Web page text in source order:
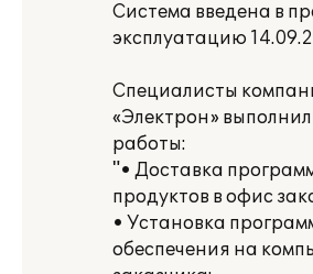
Система введена в
эксплуатацию
Специалисты
«Электрон»
работы:
"• Доставка
продуктов в офис
• Установка
обеспечения на